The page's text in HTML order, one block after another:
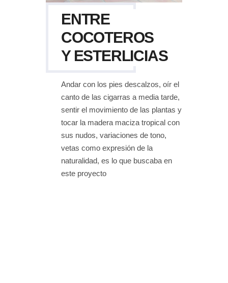
ENTRE
COCOTEROS
Y ESTERLICIAS
Andar con los pies descalzos, oír el
canto de las cigarras a media tarde,
sentir el movimiento de las plantas y
tocar la madera maciza tropical con
sus nudos, variaciones de tono,
vetas como expresión de la
naturalidad, es lo que buscaba en
este proyecto